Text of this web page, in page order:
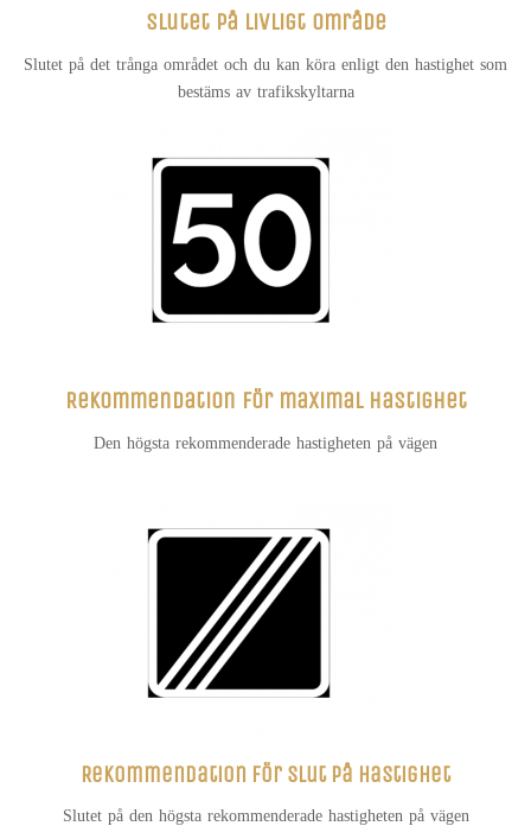
Slutet på livligt område
Slutet på det trånga området och du kan köra enligt den hastighet som
bestäms av trafikskyltarna
Rekommendation för maximal hastighet
Den högsta rekommenderade hastigheten på vägen
Rekommendation för slut på hastighet
Slutet på den högsta rekommenderade hastigheten på vägen